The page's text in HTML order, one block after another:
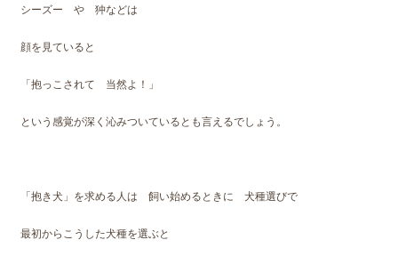
シーズー や 狆などは
顔を見ていると
「抱っこされて 当然よ！」
という感覚が深く沁みついているとも言えるでしょう。
「抱き犬」を求める人は 飼い始めるときに 犬種選びで
最初からこうした犬種を選ぶと